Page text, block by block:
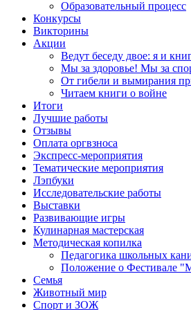
Образовательный процесс
Конкурсы
Викторины
Акции
Ведут беседу двое: я и
Мы за здоровье! Мы за
От гибели и вымирания
Читаем книги о войне
Итоги
Лучшие работы
Отзывы
Оплата оргвзноса
Экспресс-мероприятия
Тематические мероприятия
Лэпбуки
Исследовательские работы
Выставки
Развивающие игры
Кулинарная мастерская
Методическая копилка
Педагогика школьных
Положение о Фестивале
Семья
Животный мир
Спорт и ЗОЖ